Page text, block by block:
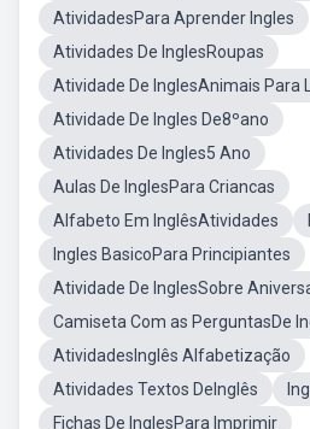
AtividadesPara Aprender Ingles
Atividades De InglesRoupas
Atividade De InglesAnimais Para
Atividade De Ingles De8ºano
Atividades De Ingles5 Ano
Aulas De InglesPara Criancas
Alfabeto Em InglêsAtividades
Ingles BasicoPara Principiantes
Atividade De InglesSobre
Camiseta Com as PerguntasDe
AtividadesInglês Alfabetização
Atividades Textos DeInglês
Fichas De InglesPara Imprimir